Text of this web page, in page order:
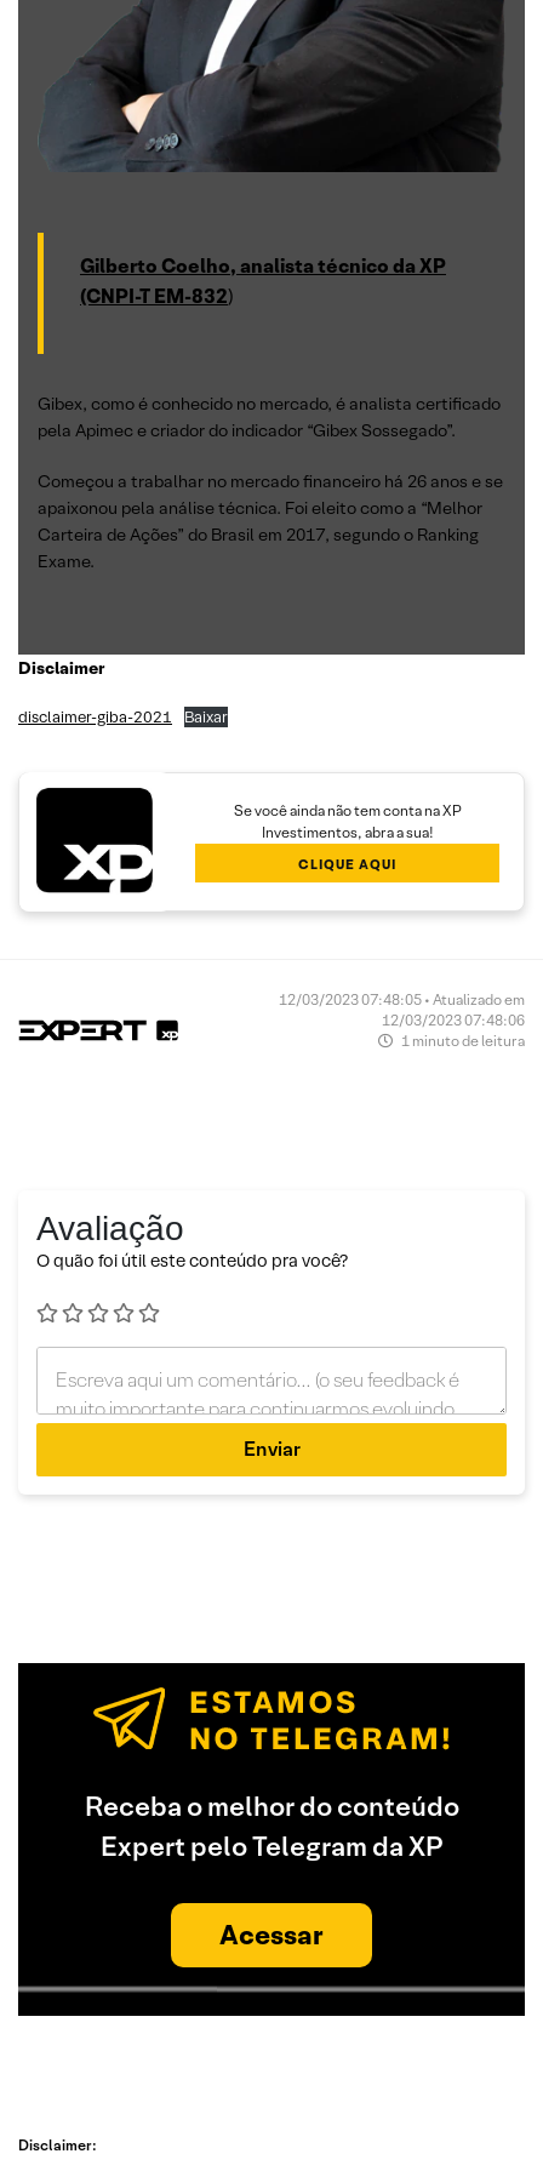
Gilberto Coelho, analista técnico da XP
(CNPI-T EM-832)
Gibex, como é conhecido no mercado, é analista certificado
pela Apimec e criador do indicador “Gibex Sossegado”.
Começou a trabalhar no mercado financeiro há 26 anos e se
apaixonou pela análise técnica. Foi eleito como a “Melhor
Carteira de Ações” do Brasil em 2017, segundo o Ranking
Exame.
Disclaimer
disclaimer-giba-2021 Baixar
Se você ainda não tem conta na XP
Investimentos, abra a sua!
CLIQUE AQUI
12/03/2023 07:48:05 • Atualizado em
12/03/2023 07:48:06
1 minuto de leitura
Avaliação
O quão foi útil este conteúdo pra você?
Enviar
Receba o melhor do conteúdo
Expert pelo Telegram da XP
Acessar
Disclaimer: